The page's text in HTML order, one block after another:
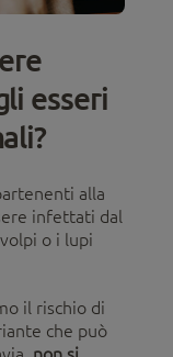
esseri
alla
infettati dal
o i lupi
il rischio di
che può